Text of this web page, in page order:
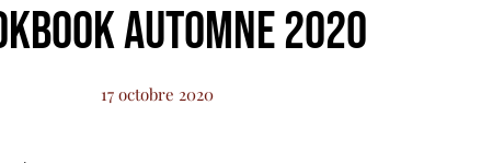
Automne 2020
17 octobre 2020